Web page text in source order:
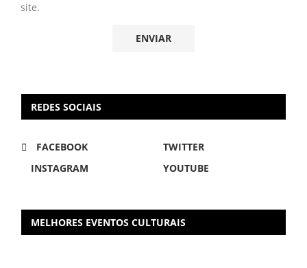
site.
REDES SOCIAIS
FACEBOOK
TWITTER
INSTAGRAM
YOUTUBE
MELHORES EVENTOS CULTURAIS